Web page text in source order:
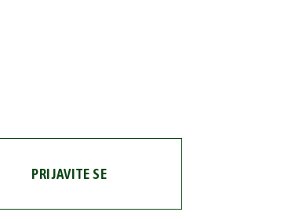
PRIJAVITE SE